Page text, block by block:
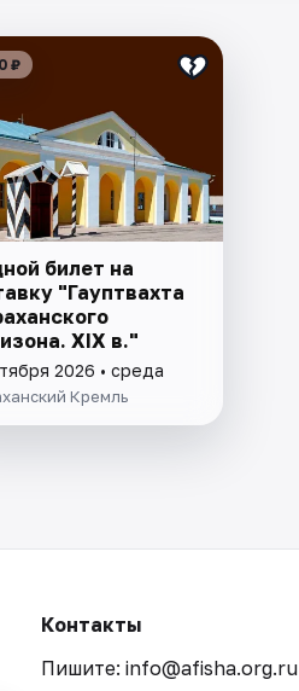
₽
билет на
"Гауптвахта
XIX в."
2026 • среда
Кремль
Контакты
Пишите: info@afisha.org.ru